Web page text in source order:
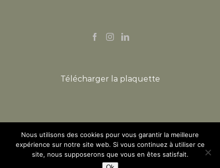
Télécharger la plaquette
© Copyright2026 | L'ABUS D'ALCOOL EST DANGEREUX POUR
LA SANTE. A CONSOMMER AVEC MODERATION
Mentions légales Réalisé par
Nous utilisons des cookies pour vous garantir la meilleure
expérience sur notre site web. Si vous continuez à utiliser ce
site, nous supposerons que vous en êtes satisfait.